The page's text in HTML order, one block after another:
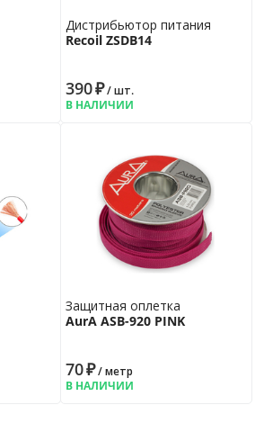
Дистрибьютор питания
Recoil ZSDB14
390₽/ шт.
В НАЛИЧИИ
Защитная оплетка
AurA ASB-920 PINK
70₽/ метр
В НАЛИЧИИ